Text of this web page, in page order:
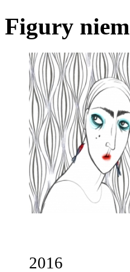
Figury
2016